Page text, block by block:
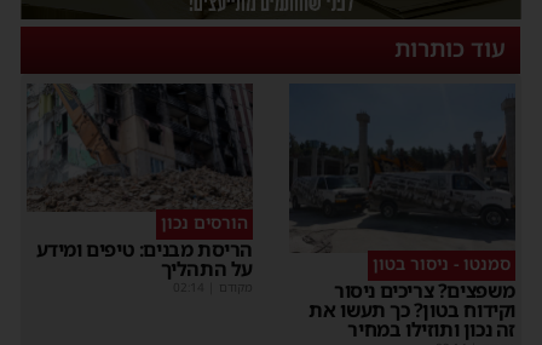
עוד כותרות
סמנטו - ניסור בטון
משפצים? צריכים ניסור
וקידוח בטון? כך תעשו את
זה נכון ותוזילו במחיר
הורסים נכון
הריסת מבנים: טיפים ומידע
על התהליך